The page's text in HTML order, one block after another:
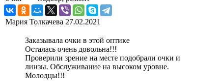
Мария Толкачева 27.02.2021
Заказывала очки в этой оптике
Осталась очень довольна!!!
Проверили зрение на месте подобрали очки и
линзы. Обслуживание на высоком уровне.
Молодцы!!!